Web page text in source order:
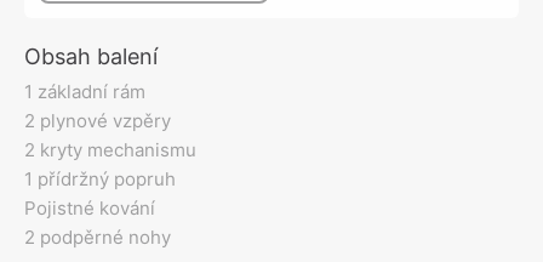
Obsah balení
1 základní rám
2 plynové vzpěry
2 kryty mechanismu
1 přídržný popruh
Pojistné kování
2 podpěrné nohy